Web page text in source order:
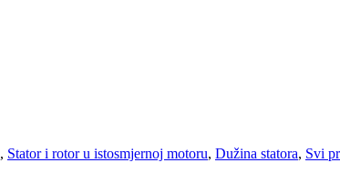
, Stator i rotor u istosmjernoj motoru, Dužina statora, Svi